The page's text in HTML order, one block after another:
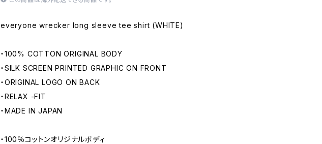
everyone wrecker long sleeve tee shirt (WHITE)
・100% COTTON ORIGINAL BODY
・SILK SCREEN PRINTED GRAPHIC ON FRONT
・ORIGINAL LOGO ON BACK
・RELAX -FIT
・MADE IN JAPAN
・100％コットンオリジナルボディ